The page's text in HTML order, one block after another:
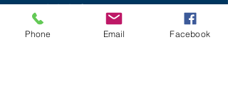
Produktinfo
Ich bin ein Produktdetail. Hier können
Phone Email Facebook